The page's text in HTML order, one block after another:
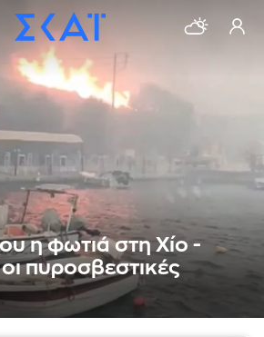
η φωτιά στη Χίο -
οι πυροσβεστικές